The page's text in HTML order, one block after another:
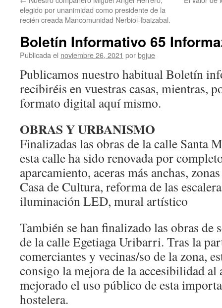
elegido por unanimidad como presidente de la
recién creada Mancomunidad Nerbioi-Ibaizabal.
Boletín Informativo 65
Publicada el noviembre 26, 2021 porbgjue
Publicamos nuestro habitual Boletín
recibiréis en vuestras casas, mientras,
formato digital aquí mismo.
OBRAS Y URBANISMO
Finalizadas las obras de la calle Santa
esta calle ha sido renovada por
aparcamiento, aceras más anchas,
Casa de Cultura, reforma de las
iluminación LED, mural artístico
También se han finalizado las obras de
de la calle Egetiaga Uribarri. Tras la
comerciantes y vecinas/so de la zona,
consigo la mejora de la accesibilidad al
mejorado el uso público de esta
hostelera.